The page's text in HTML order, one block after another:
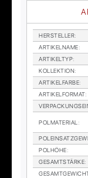
HER­STEL­LER:
AR­TI­KEL­NA­ME:
AR­TI­KEL­TYP:
KOL­LEK­TI­ON:
AR­TI­KEL­FAR­BE:
AR­TI­KEL­FOR­MAT:
POL­MA­TE­RI­AL :
POL­HÖ­HE:
GE­SAMT­STÄR­KE: